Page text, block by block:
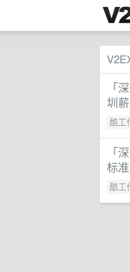
「
圳
酷工
「
标准
酷工